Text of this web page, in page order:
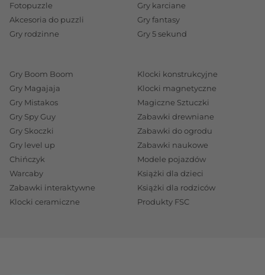
Fotopuzzle
Akcesoria do puzzli
Gry rodzinne
Gry karciane
Gry fantasy
Gry 5 sekund
Gry Boom Boom
Gry Magajaja
Gry Mistakos
Gry Spy Guy
Gry Skoczki
Gry level up
Chińczyk
Warcaby
Zabawki interaktywne
Klocki ceramiczne
Klocki konstrukcyjne
Klocki magnetyczne
Magiczne Sztuczki
Zabawki drewniane
Zabawki do ogrodu
Zabawki naukowe
Modele pojazdów
Książki dla dzieci
Książki dla rodziców
Produkty FSC